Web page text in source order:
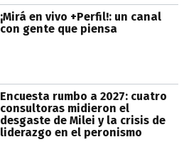
¡Mirá en vivo +Perfil!: un canal
con gente que piensa
Encuesta rumbo a 2027: cuatro
consultoras midieron el
desgaste de Milei y la crisis de
liderazgo en el peronismo